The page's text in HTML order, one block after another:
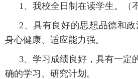
1、我校全日制在读学生。（
2、具有良好的思想品德和政
身心健康、适应能力强。
3、学习成绩良好，具有一定
确的学习、研究计划。